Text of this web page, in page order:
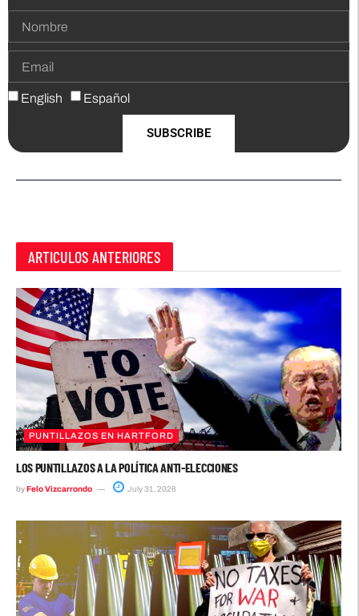
English Español
SUBSCRIBE
ARTICULOS ANTERIORES
PUNTILLAZOS EN HARTFORD
LOS PUNTILLAZOS A LA POLÍTICA ANTI-ELECCIONES
byFelo Vizcarrondo July 31, 2026